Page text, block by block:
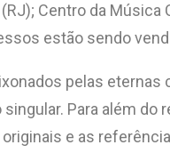
Centro da
estão sendo
pelas eternas
Para além
e as